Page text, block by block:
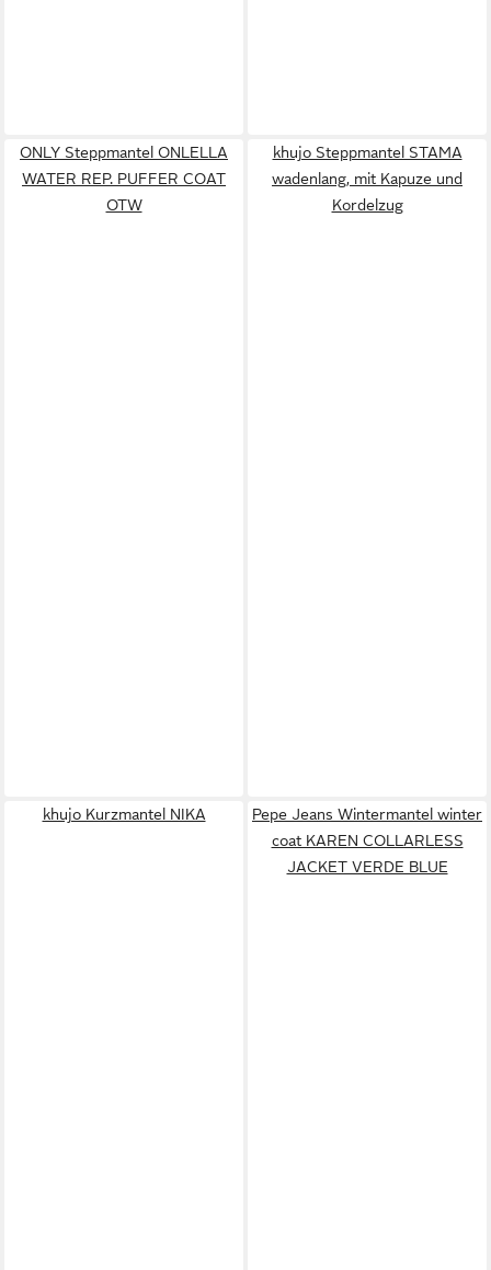
ONLY Steppmantel ONLELLA
WATER REP. PUFFER COAT
OTW
khujo Steppmantel STAMA
wadenlang, mit Kapuze und
Kordelzug
khujo Kurzmantel NIKA
Pepe Jeans Wintermantel winter
coat KAREN COLLARLESS
JACKET VERDE BLUE